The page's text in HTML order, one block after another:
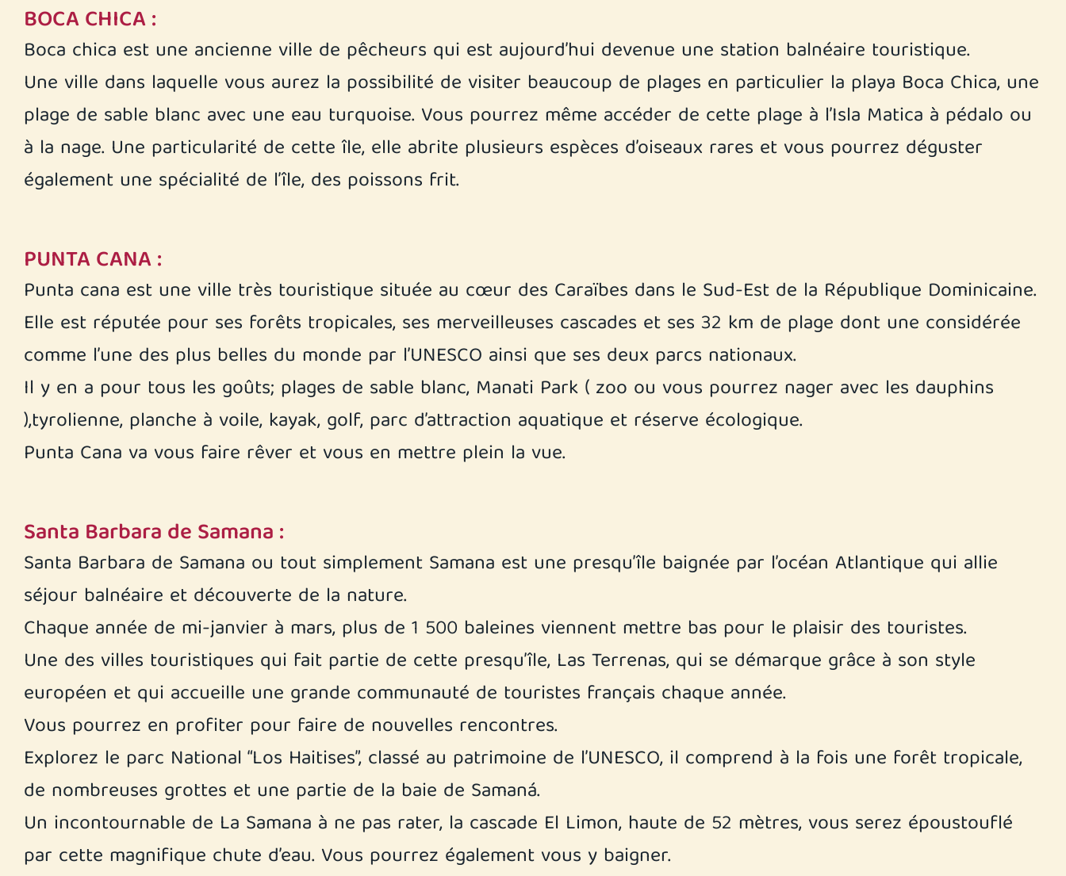
BOCA CHICA :
Boca chica est une ancienne ville de pêcheurs qui est aujourd’hui devenue une station balnéaire touristique.
Une ville dans laquelle vous aurez la possibilité de visiter beaucoup de plages en particulier la playa Boca Chica, une
plage de sable blanc avec une eau turquoise. Vous pourrez même accéder de cette plage à l’Isla Matica à pédalo ou
à la nage. Une particularité de cette île, elle abrite plusieurs espèces d’oiseaux rares et vous pourrez déguster
également une spécialité de l’île, des poissons frit.
PUNTA CANA :
Punta cana est une ville très touristique située au cœur des Caraïbes dans le Sud-Est de la République Dominicaine.
Elle est réputée pour ses forêts tropicales, ses merveilleuses cascades et ses 32 km de plage dont une considérée
comme l’une des plus belles du monde par l’UNESCO ainsi que ses deux parcs nationaux.
Il y en a pour tous les goûts; plages de sable blanc, Manati Park ( zoo ou vous pourrez nager avec les dauphins
),tyrolienne, planche à voile, kayak, golf, parc d’attraction aquatique et réserve écologique.
Punta Cana va vous faire rêver et vous en mettre plein la vue.
Santa Barbara de Samana :
Santa Barbara de Samana ou tout simplement Samana est une presqu’île baignée par l’océan Atlantique qui allie
séjour balnéaire et découverte de la nature.
Chaque année de mi-janvier à mars, plus de 1 500 baleines viennent mettre bas pour le plaisir des touristes.
Une des villes touristiques qui fait partie de cette presqu’île, Las Terrenas, qui se démarque grâce à son style
européen et qui accueille une grande communauté de touristes français chaque année.
Vous pourrez en profiter pour faire de nouvelles rencontres.
Explorez le parc National “Los Haitises”, classé au patrimoine de l’UNESCO, il comprend à la fois une forêt tropicale,
de nombreuses grottes et une partie de la baie de Samaná.
Un incontournable de La Samana à ne pas rater, la cascade El Limon, haute de 52 mètres, vous serez époustouflé
par cette magnifique chute d’eau. Vous pourrez également vous y baigner.